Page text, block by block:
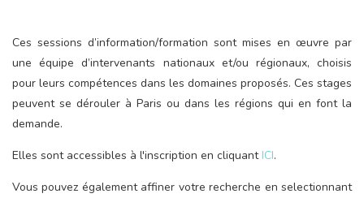
Ces sessions d’information/formation sont mises en œuvre par
une équipe d’intervenants nationaux et/ou régionaux, choisis
pour leurs compétences dans les domaines proposés. Ces stages
peuvent se dérouler à Paris ou dans les régions qui en font la
demande.
Elles sont accessibles à l'inscription en cliquant ICI.
Vous pouvez également affiner votre recherche en selectionnant